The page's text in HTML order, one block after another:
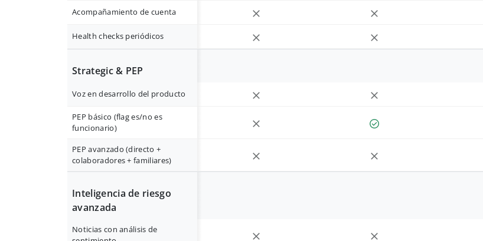
Acompañamiento de cuenta
Health checks periódicos
Strategic & PEP
Voz en desarrollo del producto
PEP básico (flag es/no es
funcionario)
PEP avanzado (directo +
colaboradores + familiares)
Inteligencia de riesgo
avanzada
Noticias con análisis de